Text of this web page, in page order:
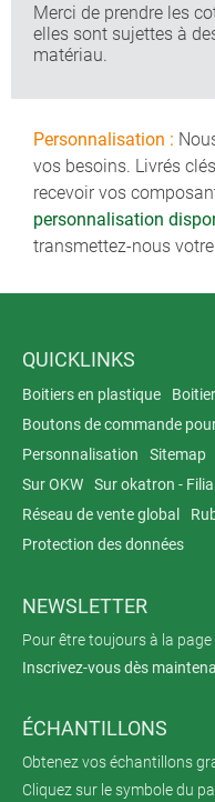
Merci de prendre les
elles sont sujettes à
matériau.
Personnalisation :
vos besoins. Livrés
recevoir vos
personnalisation
transmettez-nous
QUICKLINKS
Boitiers en plastique
Boutons de commande
Personnalisation
Sitemap
Sur OKW
Sur okatron -
Réseau de vente global
Protection des données
NEWSLETTER
Pour être toujours à la page
Inscrivez-vous dès
ÉCHANTILLONS
Obtenez vos échantillons
Cliquez sur le symbole du